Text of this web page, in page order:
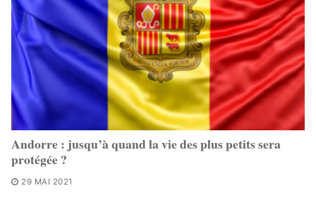
Andorre : jusqu’à quand la vie des plus petits sera
protégée ?
29 MAI 2021